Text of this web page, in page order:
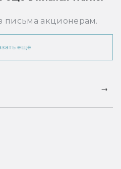
письма акционерам.
ещё